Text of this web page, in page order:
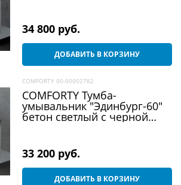
34 800 руб.
ДОБАВИТЬ В КОРЗИНУ
COMFORTY 00-00002782
COMFORTY Тумба-
умывальник "Эдинбург-60"
бетон светлый с черной
раковиной 9111
33 200 руб.
ДОБАВИТЬ В КОРЗИНУ